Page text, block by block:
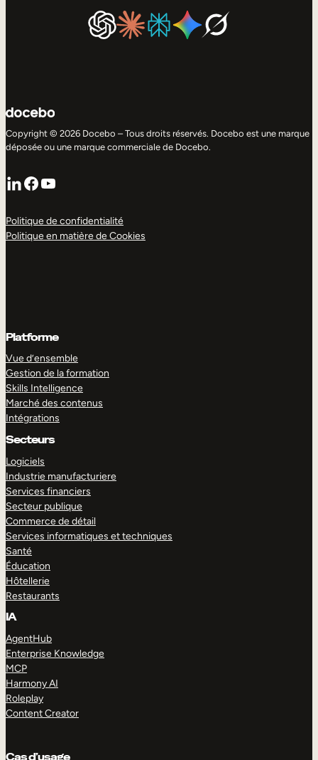
Copyright © 2026 Docebo – Tous droits réservés. Docebo est une marque
déposée ou une marque commerciale de Docebo.
LinkedIn
Facebook
YouTube
Politique de confidentialité
Politique en matière de Cookies
Platforme
Vue d’ensemble
Gestion de la formation
Skills Intelligence
Marché des contenus
Intégrations
Secteurs
Logiciels
Industrie manufacturiere
Services financiers
Secteur publique
Commerce de détail
Services informatiques et techniques
Santé
Éducation
Hôtellerie
Restaurants
IA
AgentHub
Enterprise Knowledge
MCP
Harmony AI
Roleplay
Content Creator